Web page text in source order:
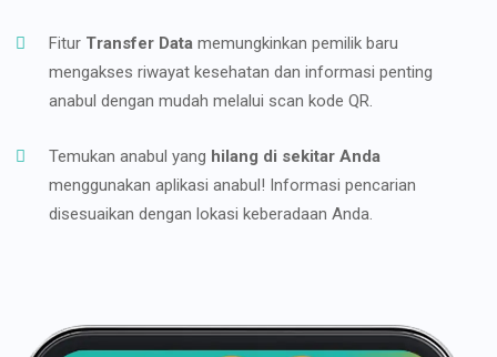
Fitur Transfer Data memungkinkan pemilik baru
mengakses riwayat kesehatan dan informasi penting
anabul dengan mudah melalui scan kode QR.
Temukan anabul yang hilang di sekitar Anda
menggunakan aplikasi anabul! Informasi pencarian
disesuaikan dengan lokasi keberadaan Anda.